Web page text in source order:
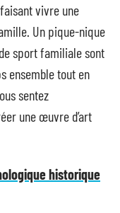
vivre une
Un pique-nique
sport familiale sont
ensemble tout en
sentez
une œuvre d’art
historique